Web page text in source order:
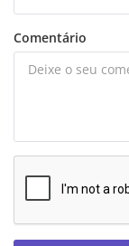
Comentário